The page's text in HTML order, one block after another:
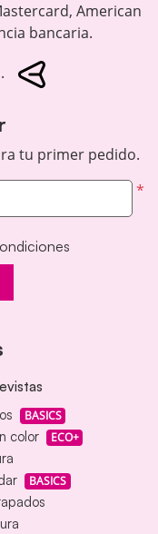
American
bancaria.
tu primer pedido.
*
BASICS
color ECO+
BASICS